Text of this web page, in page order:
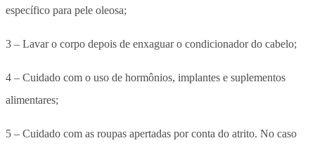
específico para pele oleosa;
3 – Lavar o corpo depois de enxaguar o condicionador do cabelo;
4 – Cuidado com o uso de hormônios, implantes e suplementos
alimentares;
5 – Cuidado com as roupas apertadas por conta do atrito. No caso